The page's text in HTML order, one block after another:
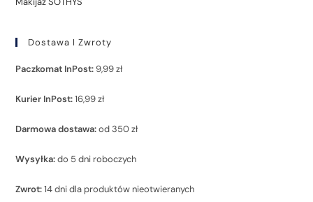
Dostawa I Zwroty
Paczkomat InPost:9,99 zł
Kurier InPost:16,99 zł
Darmowa dostawa:od 350 zł
Wysyłka:do 5 dni roboczych
Zwrot:14 dni dla produktów nieotwieranych